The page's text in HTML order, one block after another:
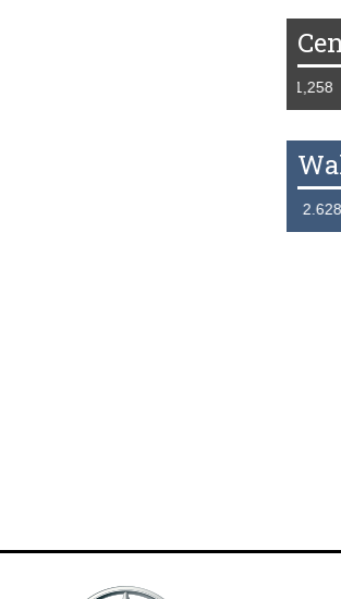
Tydzień 42/2019 r. Niemcy EUR 1,258
THB 0.1123 USD 3.7320 AUD 2.6284